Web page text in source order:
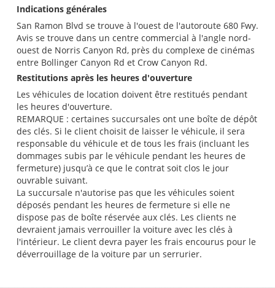
Indications générales
San Ramon Blvd se trouve à l'ouest de l'autoroute 680 Fwy.
Avis se trouve dans un centre commercial à l'angle nord-
ouest de Norris Canyon Rd, près du complexe de cinémas
entre Bollinger Canyon Rd et Crow Canyon Rd.
Restitutions après les heures d'ouverture
Les véhicules de location doivent être restitués pendant
les heures d'ouverture.
REMARQUE : certaines succursales ont une boîte de dépôt
des clés. Si le client choisit de laisser le véhicule, il sera
responsable du véhicule et de tous les frais (incluant les
dommages subis par le véhicule pendant les heures de
fermeture) jusqu’à ce que le contrat soit clos le jour
ouvrable suivant.
La succursale n'autorise pas que les véhicules soient
déposés pendant les heures de fermeture si elle ne
dispose pas de boîte réservée aux clés. Les clients ne
devraient jamais verrouiller la voiture avec les clés à
l'intérieur. Le client devra payer les frais encourus pour le
déverrouillage de la voiture par un serrurier.